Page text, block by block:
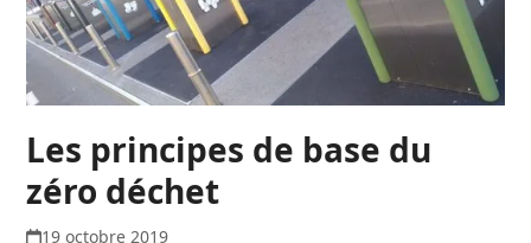
Les principes de base du
zéro déchet
19 octobre 2019